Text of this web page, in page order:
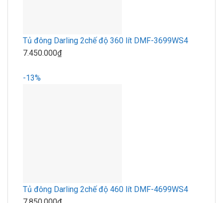
Tủ đông Darling 2chế độ 360 lít DMF-3699WS4
7.450.000₫
-13%
Tủ đông Darling 2chế độ 460 lít DMF-4699WS4